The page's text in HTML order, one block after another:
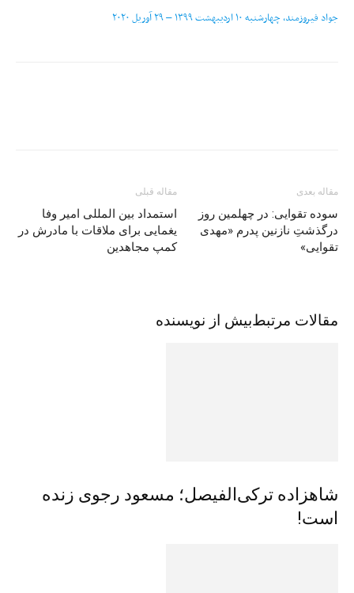
جواد فیروزمند، چهارشنبه ۱۰ ارديبهشت ۱۳۹۹ – ۲۹ آوریل ۲۰۲۰
مقاله قبلی
استمداد بین المللی امیر وفا
یغمایی برای ملاقات با مادرش در
کمپ مجاهدین
مقاله بعدی
سوده تقوايی: در چهلمين روز
درگذشتِ نازنين پدرم «مهدی
تقوايی»
مقالات مرتبطبیش از نویسنده
شاهزاده ترکی‌الفیصل؛ مسعود رجوی زنده
است!